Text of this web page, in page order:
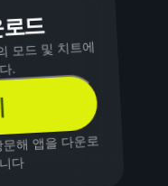
드
모드 및 치트에
.
해 앱을 다운로
다